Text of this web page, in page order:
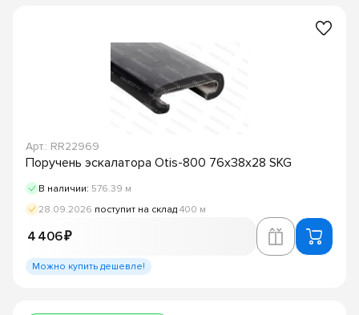
Арт.: RR22969
Поручень эскалатора Otis-800 76x38x28 SKG
В наличии: 576.39 м
28.09.2026 поступит на склад 400 м
4 406 ₽
Можно купить дешевле!